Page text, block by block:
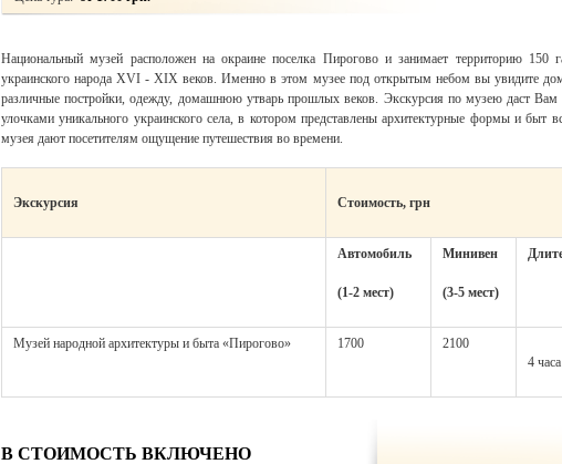
Национальный музей расположен на окраине поселка Пирогово и занимает территорию 150
украинского народа XVI - XIX веков. Именно в этом музее под открытым небом вы увидите
различные постройки, одежду, домашнюю утварь прошлых веков. Экскурсия по музею даст Вам
улочками уникального украинского села, в котором представлены архитектурные формы и быт
музея дают посетителям ощущение путешествия во времени.
Экскурсия Стоимость, грн
Автомобиль
(1-2 мест)
Минивен
(3-5 мест)
Музей народной архитектуры и быта «Пирогово» 1700
2100
4 часа
В СТОИМОСТЬ ВКЛЮЧЕНО